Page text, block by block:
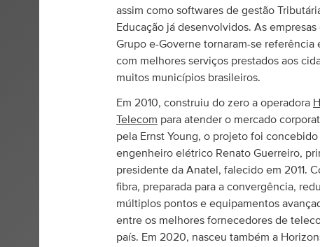
assim como softwares de gestão
Educação já desenvolvidos. As
Grupo e-Governe tornaram-se referência
com melhores serviços prestados aos
muitos municípios brasileiros.
Em 2010, construiu do zero a operadora
Telecom para atender o mercado
pela Ernst Young, o projeto foi
engenheiro elétrico Renato Guerreiro,
presidente da Anatel, falecido em 2011.
fibra, preparada para a convergência,
múltiplos pontos e equipamentos
entre os melhores fornecedores de
país. Em 2020, nasceu também a